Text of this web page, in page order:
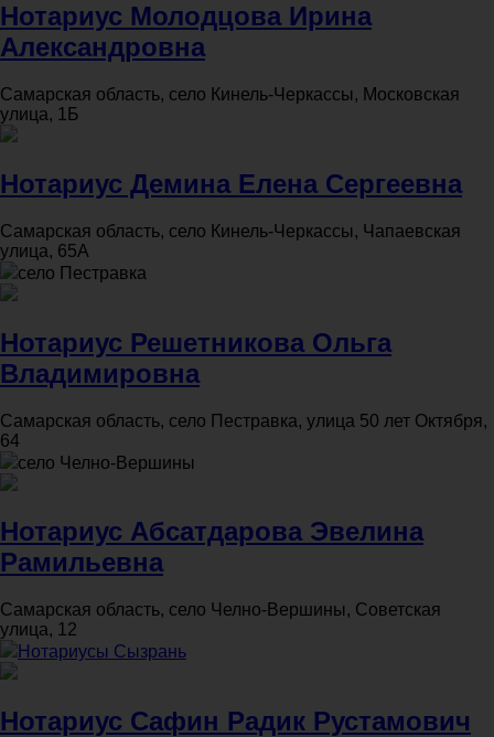
Нотариус Молодцова Ирина
Александровна
Самарская область, село Кинель-Черкассы, Московская
улица, 1Б
Нотариус Демина Елена Сергеевна
Самарская область, село Кинель-Черкассы, Чапаевская
улица, 65А
село Пестравка
Нотариус Решетникова Ольга
Владимировна
Самарская область, село Пестравка, улица 50 лет Октября,
64
село Челно-Вершины
Нотариус Абсатдарова Эвелина
Рамильевна
Самарская область, село Челно-Вершины, Советская
улица, 12
Нотариусы Сызрань
Нотариус Сафин Радик Рустамович